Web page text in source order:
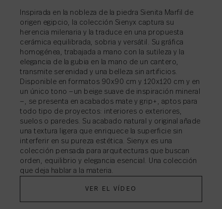
COMPARTIR →
COMPARTIR→
COMPARTIR→
COMPARTIR→
Inspirada en la nobleza de la piedra Sienita Marfil de
origen egipcio, la colección Sienyx captura su
herencia milenaria y la traduce en una propuesta
cerámica equilibrada, sobria y versátil. Su gráfica
homogénea, trabajada a mano con la sutileza y la
elegancia de la gubia en la mano de un cantero,
transmite serenidad y una belleza sin artificios.
Disponible en formatos 90x90 cm y 120x120 cm y en
un único tono —un beige suave de inspiración mineral
—, se presenta en acabados mate y grip+, aptos para
todo tipo de proyectos: interiores o exteriores,
suelos o paredes. Su acabado natural y original añade
una textura ligera que enriquece la superficie sin
interferir en su pureza estética. Sienyx es una
colección pensada para arquitecturas que buscan
orden, equilibrio y elegancia esencial. Una colección
que deja hablar a la materia.
VER EL VÍDEO